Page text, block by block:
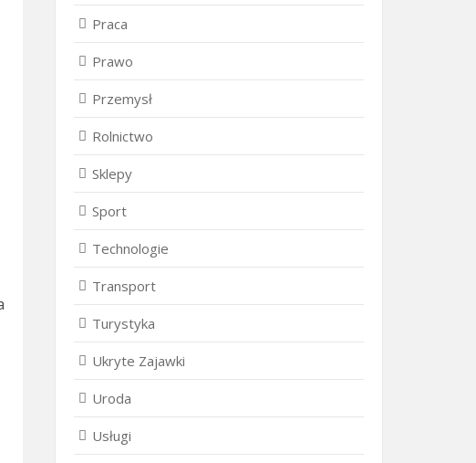
Praca
Prawo
Przemysł
Rolnictwo
Sklepy
Sport
Technologie
Transport
Turystyka
Ukryte Zajawki
Uroda
Usługi